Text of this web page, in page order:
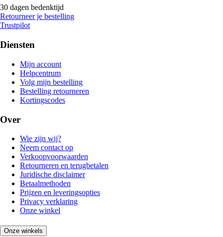
30 dagen bedenktijd
Retourneer je bestelling
Trustpilot
Diensten
Mijn account
Helpcentrum
Volg mijn bestelling
Bestelling retourneren
Kortingscodes
Over
Wie zijn wij?
Neem contact op
Verkoopvoorwaarden
Retourneren en terugbetalen
Juridische disclaimer
Betaalmethoden
Prijzen en leveringsopties
Privacy verklaring
Onze winkel
Onze winkels